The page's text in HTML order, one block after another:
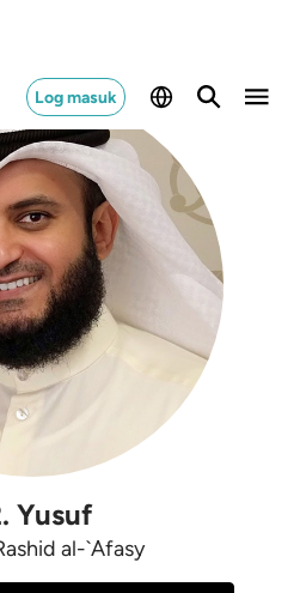
Log masuk
. Yusuf
al-`Afasy